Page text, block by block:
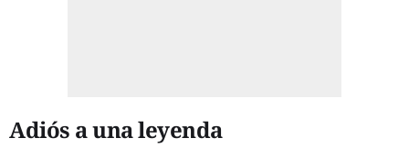
Adiós a una leyenda